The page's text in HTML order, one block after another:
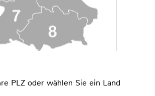
PLZ oder wählen Sie ein Land